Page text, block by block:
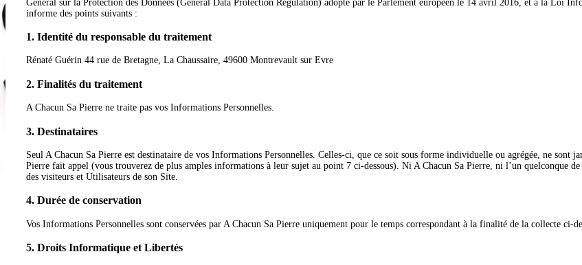
Général sur la Protection des Données (General Data Protection Régulation) adopté par le Parlement européen le 14 avril 2016, et à la Loi
informe des points suivants :
1. Identité du responsable du traitement
Rénaté Guérin 44 rue de Bretagne, La Chaussaire, 49600 Montrevault sur Evre
2. Finalités du traitement
A Chacun Sa Pierre ne traite pas vos Informations Personnelles.
3. Destinataires
Seul A Chacun Sa Pierre est destinataire de vos Informations Personnelles. Celles-ci, que ce soit sous forme individuelle ou agrégée, ne sont
Pierre fait appel (vous trouverez de plus amples informations à leur sujet au point 7 ci-dessous). Ni A Chacun Sa Pierre, ni l’un quelconque
des visiteurs et Utilisateurs de son Site.
4. Durée de conservation
Vos Informations Personnelles sont conservées par A Chacun Sa Pierre uniquement pour le temps correspondant à la finalité de la collecte ci-
5. Droits Informatique et Libertés